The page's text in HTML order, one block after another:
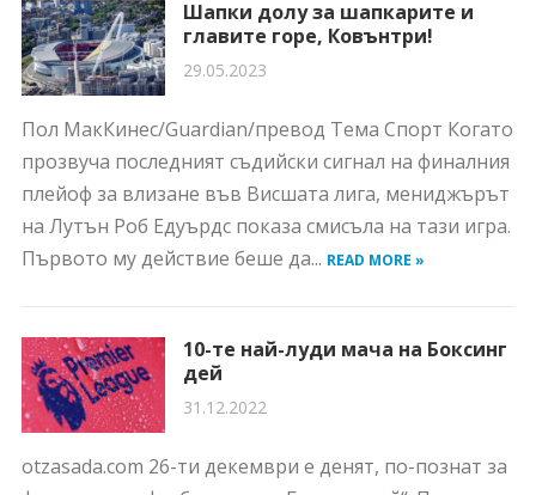
Шапки долу за шапкарите и
главите горе, Ковънтри!
29.05.2023
Пол МакКинес/Guardian/превод Тема Спорт Когато
прозвуча последният съдийски сигнал на финалния
плейоф за влизане във Висшата лига, мениджърът
на Лутън Роб Едуърдс показа смисъла на тази игра.
Първото му действие беше да... READ MORE »
10-те най-луди мача на Боксинг
дей
31.12.2022
otzasada.com 26-ти декември е денят, по-познат за